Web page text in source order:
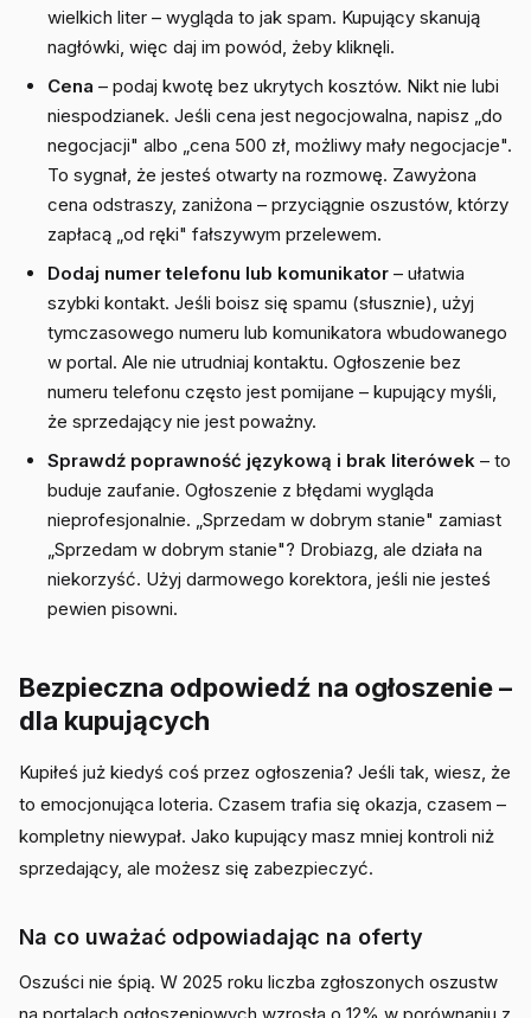
wielkich liter – wygląda to jak spam. Kupujący skanują
nagłówki, więc daj im powód, żeby kliknęli.
Cena – podaj kwotę bez ukrytych kosztów. Nikt nie lubi
niespodzianek. Jeśli cena jest negocjowalna, napisz „do
negocjacji" albo „cena 500 zł, możliwy mały negocjacje".
To sygnał, że jesteś otwarty na rozmowę. Zawyżona
cena odstraszy, zaniżona – przyciągnie oszustów, którzy
zapłacą „od ręki" fałszywym przelewem.
Dodaj numer telefonu lub komunikator – ułatwia
szybki kontakt. Jeśli boisz się spamu (słusznie), użyj
tymczasowego numeru lub komunikatora wbudowanego
w portal. Ale nie utrudniaj kontaktu. Ogłoszenie bez
numeru telefonu często jest pomijane – kupujący myśli,
że sprzedający nie jest poważny.
Sprawdź poprawność językową i brak literówek – to
buduje zaufanie. Ogłoszenie z błędami wygląda
nieprofesjonalnie. „Sprzedam w dobrym stanie" zamiast
„Sprzedam w dobrym stanie"? Drobiazg, ale działa na
niekorzyść. Użyj darmowego korektora, jeśli nie jesteś
pewien pisowni.
Bezpieczna odpowiedź na ogłoszenie –
dla kupujących
Kupiłeś już kiedyś coś przez ogłoszenia? Jeśli tak, wiesz, że
to emocjonująca loteria. Czasem trafia się okazja, czasem –
kompletny niewypał. Jako kupujący masz mniej kontroli niż
sprzedający, ale możesz się zabezpieczyć.
Na co uważać odpowiadając na oferty
Oszuści nie śpią. W 2025 roku liczba zgłoszonych oszustw